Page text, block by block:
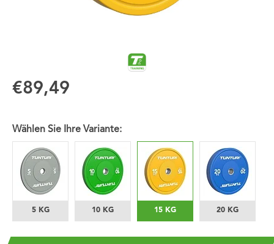
€89,49
Wählen Sie Ihre Variante:
5 KG 10 KG 15 KG 20 KG